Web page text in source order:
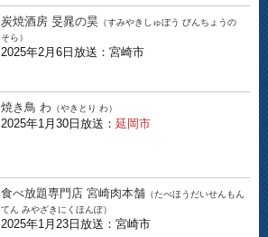
炭焼酒房 旻晁の昊 （すみやきしゅぼう びんちょうの
そら）
2025年2月6日放送：宮崎市
焼き鳥 わ （やきとり わ）
2025年1月30日放送： 延岡市
食べ放題専門店 宮崎肉本舗 （たべほうだいせんもん
てん みやざきにくほんぽ）
2025年1月23日放送：宮崎市